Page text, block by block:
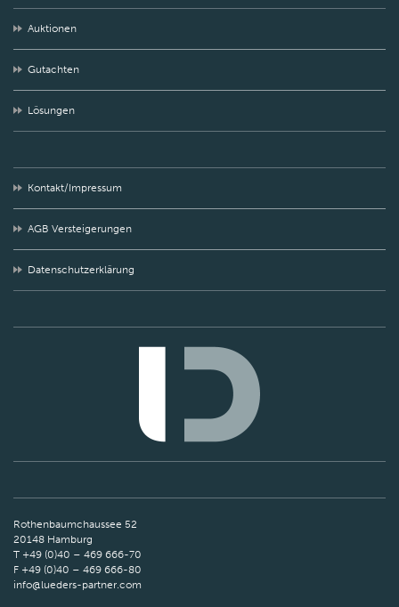
Auktionen
Gutachten
Lösungen
Kontakt/Impressum
AGB Versteigerungen
Datenschutzerklärung
Rothenbaumchaussee 52
20148 Hamburg
T +49 (0)40 – 469 666-70
F +49 (0)40 – 469 666-80
info@lueders-partner.com